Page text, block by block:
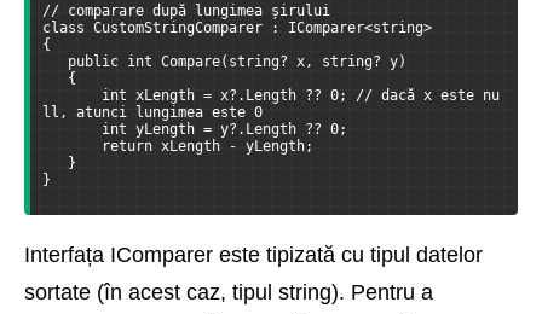
// comparare după lungimea șirului
class CustomStringComparer : IComparer<string>
{
public int Compare(string? x, string? y)
{
int xLength = x?.Length ?? 0; // dacă x este nu
ll, atunci lungimea este 0
int yLength = y?.Length ?? 0;
return xLength - yLength;
}
}
Interfața IComparer este tipizată cu tipul datelor
sortate (în acest caz, tipul string). Pentru a